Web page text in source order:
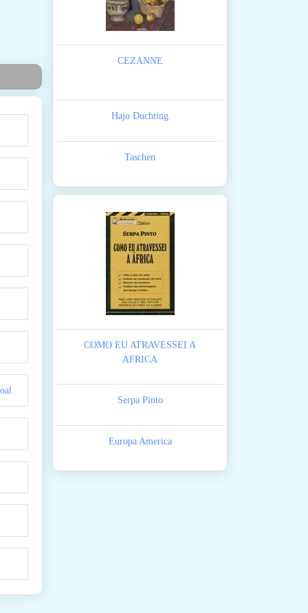
CEZANNE
Hajo Duchting
Taschen
COMO EU ATRAVESSEI A
AFRICA
Serpa Pinto
Europa America